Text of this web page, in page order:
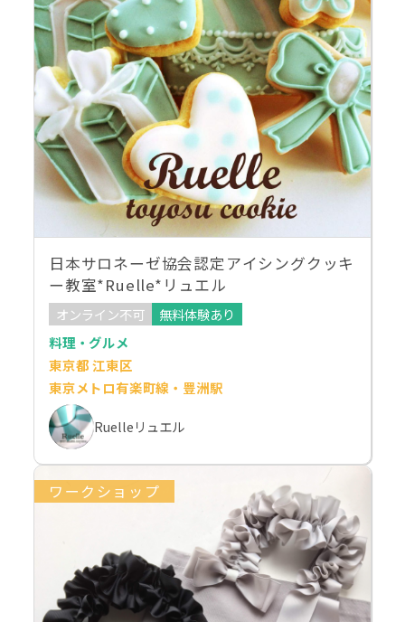
日本サロネーゼ協会認定アイシングクッキ
ー教室*Ruelle*リュエル
オンライン不可
無料体験あり
料理・グルメ
東京都 江東区
東京メトロ有楽町線・豊洲駅
Ruelleリュエル
ワークショップ